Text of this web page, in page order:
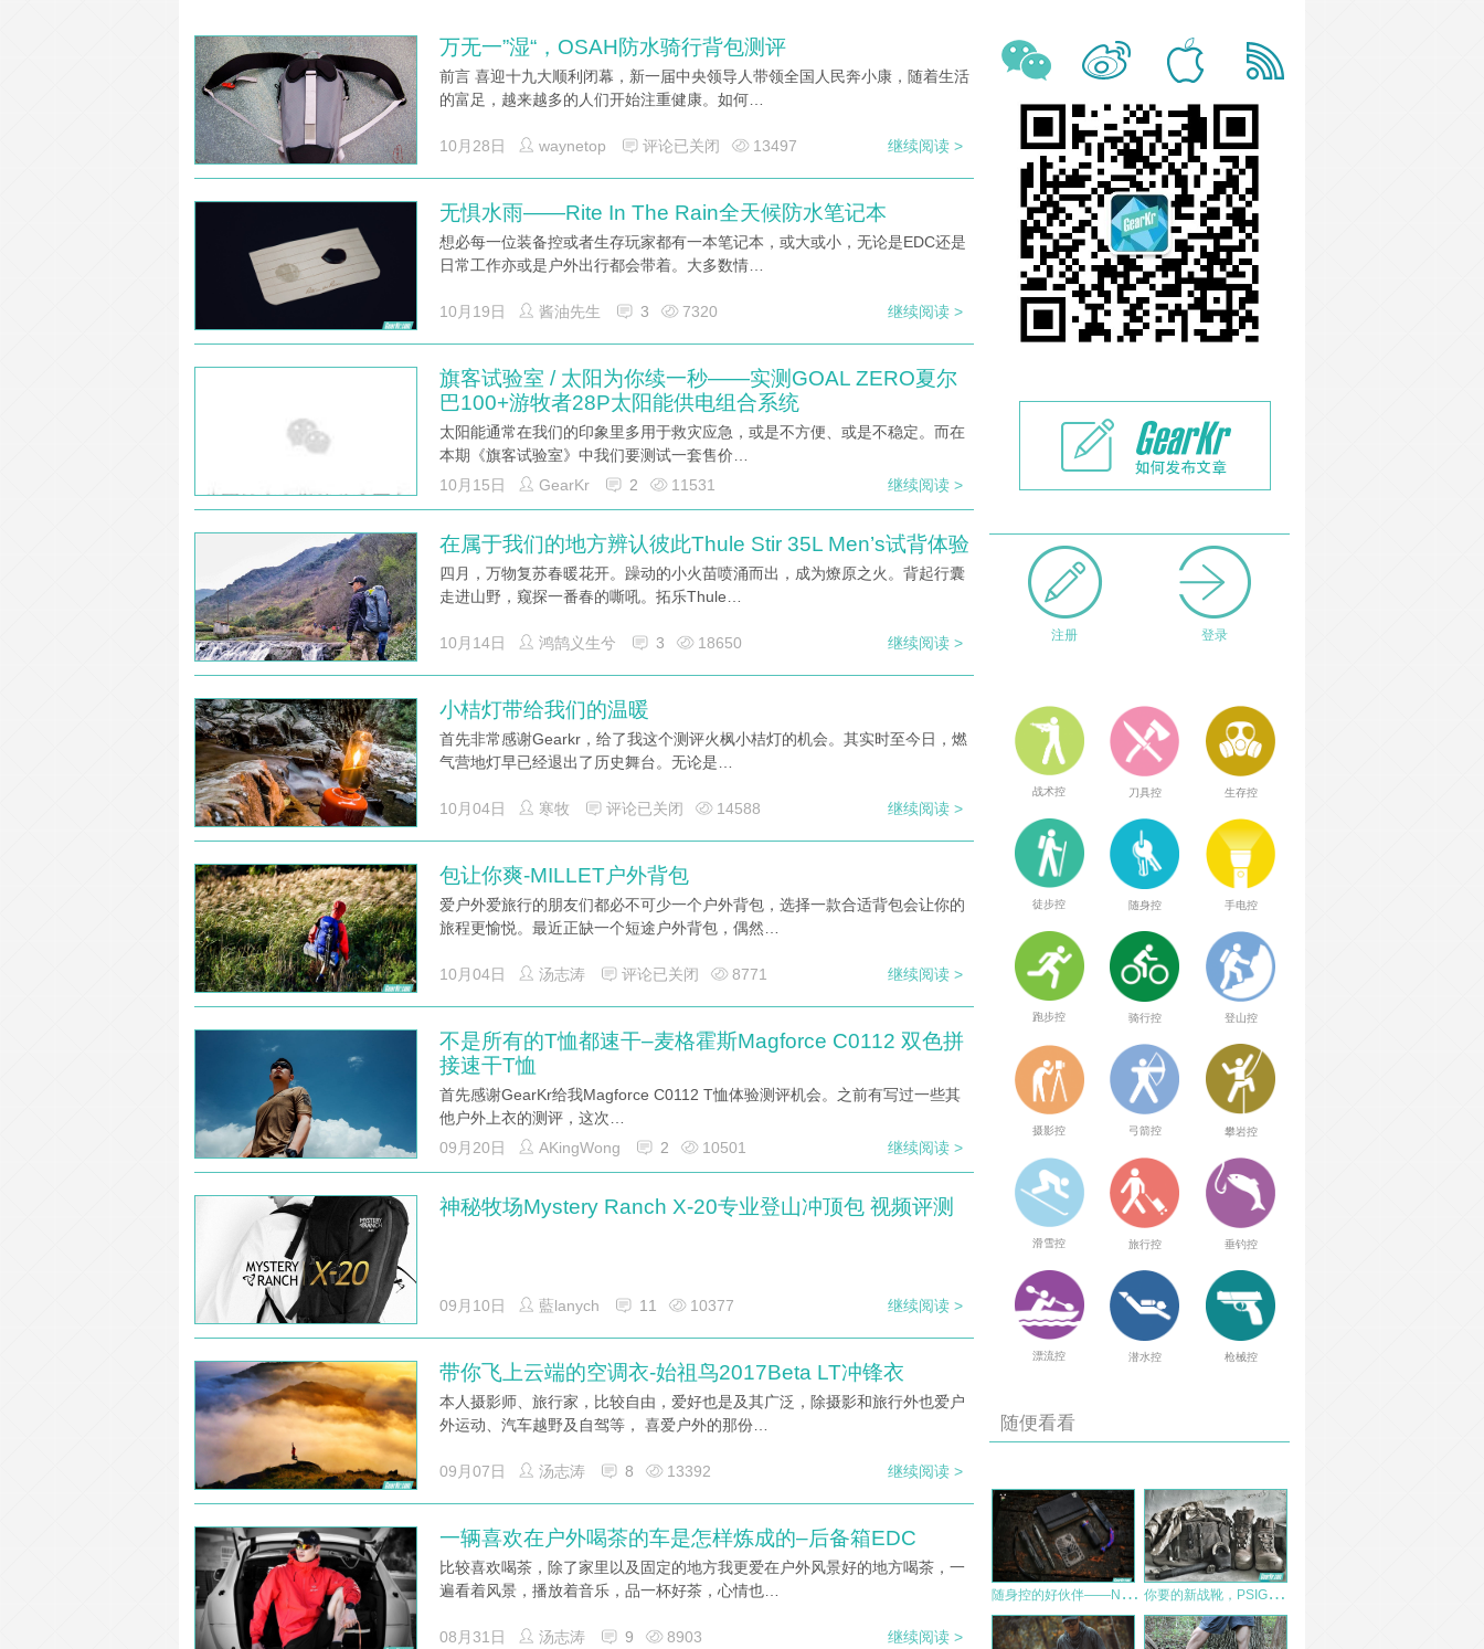
万无一”湿“，OSAH防水骑行背包测评
前言 喜迎十九大顺利闭幕，新一届中央领导人带领全国人民奔小康，随着生活
的富足，越来越多的人们开始注重健康。如何…
10月28日 waynetop 评论已关闭 13497 继续阅读 >
无惧水雨——Rite In The Rain全天候防水笔记本
想必每一位装备控或者生存玩家都有一本笔记本，或大或小，无论是EDC还是
日常工作亦或是户外出行都会带着。大多数情…
10月19日 酱油先生 3 7320 继续阅读 >
旗客试验室 / 太阳为你续一秒——实测GOAL ZERO夏尔
巴100+游牧者28P太阳能供电组合系统
太阳能通常在我们的印象里多用于救灾应急，或是不方便、或是不稳定。而在
本期《旗客试验室》中我们要测试一套售价…
10月15日
GearKr 2 11531 继续阅读 >
在属于我们的地方辨认彼此Thule Stir 35L Men’s试背体验
四月，万物复苏春暖花开。躁动的小火苗喷涌而出，成为燎原之火。背起行囊
走进山野，窥探一番春的嘶吼。拓乐Thule…
10月14日 鸿鹄义生兮 3 18650 继续阅读 >
小桔灯带给我们的温暖
首先非常感谢Gearkr，给了我这个测评火枫小桔灯的机会。其实时至今日，燃
气营地灯早已经退出了历史舞台。无论是…
10月04日 寒牧 评论已关闭 14588 继续阅读 >
包让你爽-MILLET户外背包
爱户外爱旅行的朋友们都必不可少一个户外背包，选择一款合适背包会让你的
旅程更愉悦。最近正缺一个短途户外背包，偶然…
10月04日 汤志涛 评论已关闭 8771 继续阅读 >
不是所有的T恤都速干–麦格霍斯Magforce C0112 双色拼
接速干T恤
首先感谢GearKr给我Magforce C0112 T恤体验测评机会。之前有写过一些其
他户外上衣的测评，这次…
09月20日
AKingWong 2 10501 继续阅读 >
神秘牧场Mystery Ranch X-20专业登山冲顶包 视频评测
09月10日 藍lanych 11 10377 继续阅读 >
带你飞上云端的空调衣-始祖鸟2017Beta LT冲锋衣
本人摄影师、旅行家，比较自由，爱好也是及其广泛，除摄影和旅行外也爱户
外运动、汽车越野及自驾等， 喜爱户外的那份…
09月07日 汤志涛 8 13392 继续阅读 >
一辆喜欢在户外喝茶的车是怎样炼成的–后备箱EDC
比较喜欢喝茶，除了家里以及固定的地方我更爱在户外风景好的地方喝茶，一
遍看着风景，播放着音乐，品一杯好茶，心情也…
08月31日 汤志涛 9 8903 继续阅读 >
注册 登录
战术控 刀具控 生存控
徒步控 随身控 手电控
跑步控 骑行控 登山控
摄影控 弓箭控 攀岩控
滑雪控 旅行控 垂钓控
漂流控 潜水控 枪械控
随便看看
随
身控的好伙伴——Nite Ize钱夹多用工具 你
要的新战靴，PSIGEAR城市作战靴JUPITER